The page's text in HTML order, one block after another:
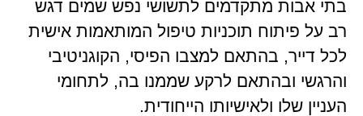
בתי אבות מתקדמים לתשושי נפש שמים דגש
רב על פיתוח תוכניות טיפול המותאמות אישית
לכל דייר, בהתאם למצבו הפיסי, הקוגניטיבי
והרגשי ובהתאם לרקע שממנו בה, לתחומי
העניין שלו ולאישיותו הייחודית.